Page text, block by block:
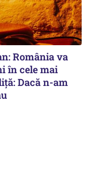
România va
în cele mai
Dacă n-am